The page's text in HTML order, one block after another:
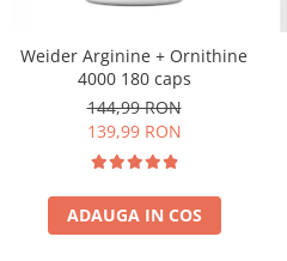
Weider Arginine + Ornithine
4000 180 caps
144,99 RON
139,99 RON
ADAUGA IN COS